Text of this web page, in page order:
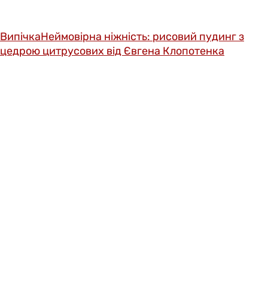
ВипічкаНеймовірна ніжність: рисовий пудинг з
цедрою цитрусових від Євгена Клопотенка